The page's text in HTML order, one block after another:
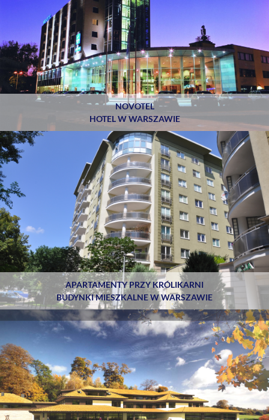
NOVOTEL
HOTEL W WARSZAWIE
APARTAMENTY PRZY KRÓLIKARNI
BUDYNKI MIESZKALNE W WARSZAWIE